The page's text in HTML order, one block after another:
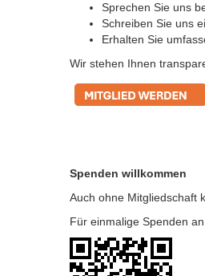
Sprechen Sie uns
Schreiben Sie uns
Erhalten Sie
Wir stehen Ihnen
Spenden willkommen
Auch ohne Mitgliedschaft
Für einmalige Spenden